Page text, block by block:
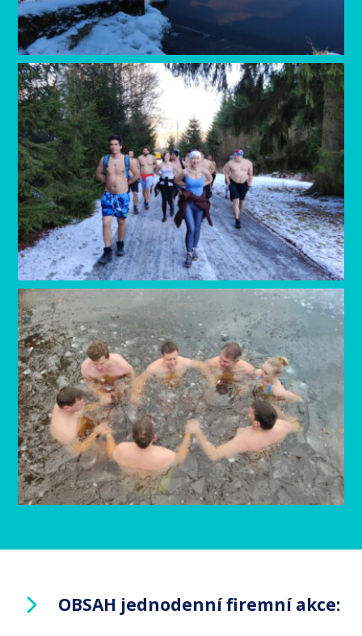
OBSAH jednodenní firemní akce: